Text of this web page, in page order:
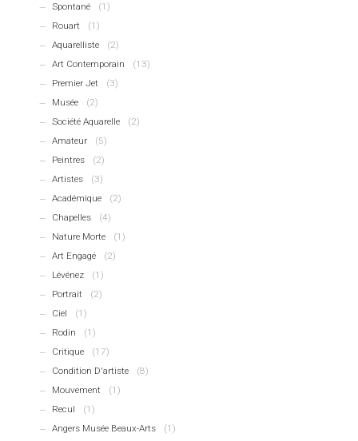
Spontané
(1)
Rouart
(1)
Aquarelliste
(2)
Art Contemporain
(13)
Premier Jet
(3)
Musée
(2)
Société Aquarelle
(2)
Amateur
(5)
Peintres
(2)
Artistes
(3)
Académique
(2)
Chapelles
(4)
Nature Morte
(1)
Art Engagé
(2)
Lévénez
(1)
Portrait
(2)
Ciel
(1)
Rodin
(1)
Critique
(17)
Condition D'artiste
(8)
Mouvement
(1)
Recul
(1)
Angers Musée Beaux-Arts
(1)